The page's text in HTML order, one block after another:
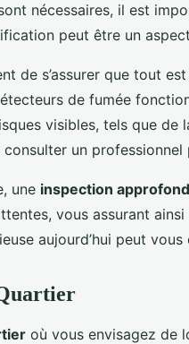
nécessaires, il est
peut être un
de s’assurer que tout
de fumée
visibles, tels que
un
une inspection
vous assurant
aujourd’hui peut
où vous envisagez de